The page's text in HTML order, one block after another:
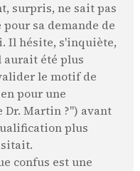
surpris, ne sait pas
sa demande de
Il hésite, s'inquiète,
aurait été plus
le motif de
pour une
Martin ?") avant
plus
confus est une